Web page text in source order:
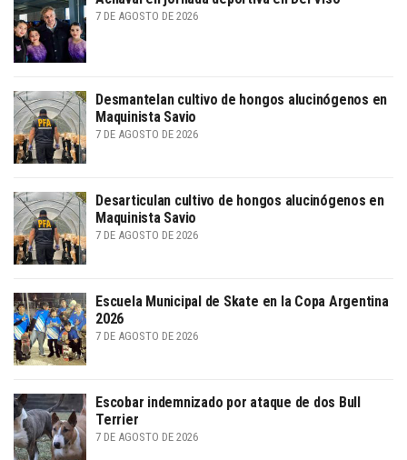
7 DE AGOSTO DE 2026
Desmantelan cultivo de hongos alucinógenos en
Maquinista Savio
7 DE AGOSTO DE 2026
Desarticulan cultivo de hongos alucinógenos en
Maquinista Savio
7 DE AGOSTO DE 2026
Escuela Municipal de Skate en la Copa Argentina
2026
7 DE AGOSTO DE 2026
Escobar indemnizado por ataque de dos Bull
Terrier
7 DE AGOSTO DE 2026